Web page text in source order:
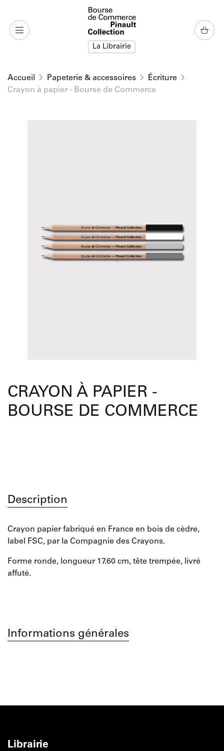
La Librairie
Accueil Papeterie & accessoires
Écriture
Crayon à papier - Bourse de Commerce
CRAYON À PAPIER -
BOURSE DE COMMERCE
Description
Crayon papier fabriqué en France en bois de cèdre,
label FSC, par la Compagnie des Crayons.
Forme ronde, longueur 17.60 cm, tête trempée, livré
affuté.
Informations générales
Librairie